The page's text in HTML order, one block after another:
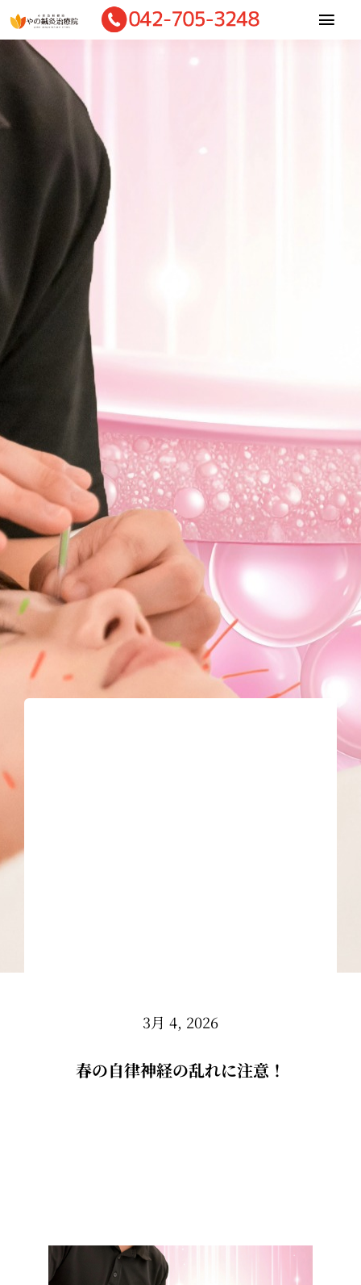
Skip
to
content
Home
当院について
お客様の声
ご予約・相談
3月 4, 2026
春の自律神経の乱れに注意！